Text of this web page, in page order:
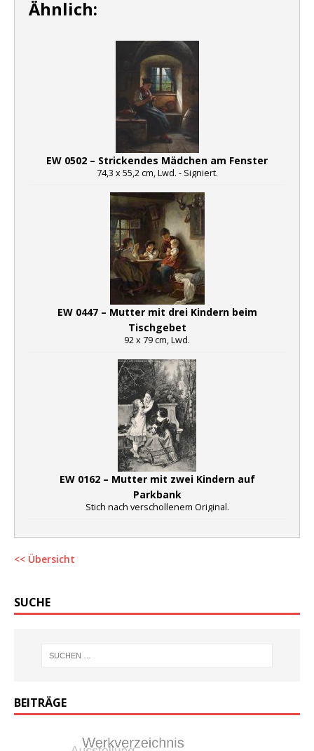
Ähnlich:
EW 0502 – Strickendes Mädchen am Fenster
74,3 x 55,2 cm, Lwd. - Signiert.
EW 0447 – Mutter mit drei Kindern beim
Tischgebet
92 x 79 cm, Lwd.
EW 0162 – Mutter mit zwei Kindern auf
Parkbank
Stich nach verschollenem Original.
<< Übersicht
SUCHE
BEITRÄGE